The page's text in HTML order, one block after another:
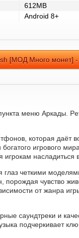
612MB
Android 8+
[МОД Много монет] -
меню Аркады.
которая даёт
игрового
насладиться
глаз четкими
порождая чувство
от жанра
саундтреки и
подчеркивает